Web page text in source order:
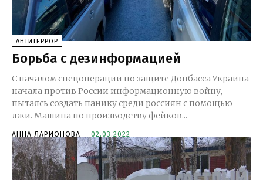
АНТИТЕРРОР
Борьба с дезинформацией
С началом спецоперации по защите Донбасса Украина
начала против России информационную войну,
пытаясь создать панику среди россиян с помощью
лжи. Машина по производству фейков...
АННА ЛАРИОНОВА - 02.03.2022